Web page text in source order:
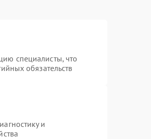
специалисты, что
обязательств
и